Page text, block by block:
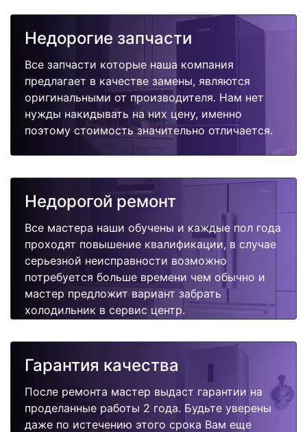
Недорогие запчасти
Все запчасти которые наша компания
предлагает в качестве замены, являются
оригинальными от производителя. Нам нет
нужды накидывать на них цену, именно
поэтому стоимость значительно отличается.
Недорогой ремонт
Все мастера наши обучены и каждые пол года
проходят повышение квалификации, в случае
серьезной неисправности возможно
потребуется больше времени чем обычно и
мастер предложит вариант забрать
холодильник в сервис центр.
Гарантия качества
После ремонта мастер выдаст гарантии на
проделанные работы 2 года. Будьте уверены
даже по истечению этого срока Вам еще